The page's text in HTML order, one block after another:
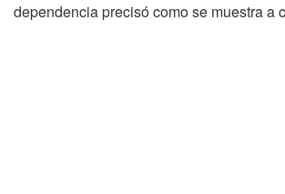
dependencia precisó como se muestra a